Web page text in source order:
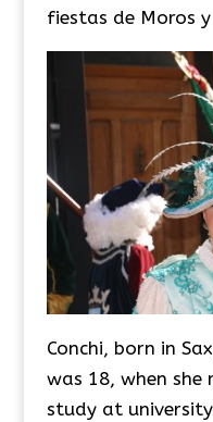
fiestas de Moros
Conchi, born in
was 18, when
study at